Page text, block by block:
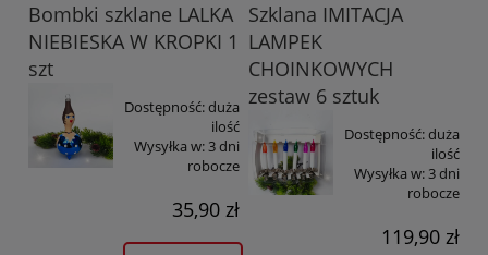
Bombki szklane LALKA
NIEBIESKA W KROPKI 1
szt
Dostępność:duża
ilość
Wysyłka w:3 dni
robocze
35,90 zł
Szklana IMITACJA
LAMPEK
CHOINKOWYCH
zestaw 6 sztuk
Dostępność:duża
ilość
Wysyłka w:3 dni
robocze
119,90 zł